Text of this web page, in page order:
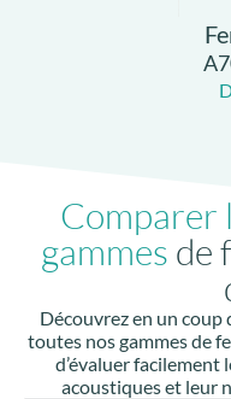
Comparer
gammes de
Découvrez en un coup
toutes nos gammes de
d’évaluer facilement
acoustiques et leur